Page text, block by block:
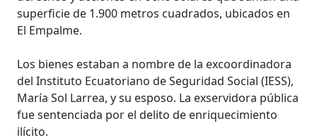
superficie de 1.900 metros cuadrados, ubicados en
El Empalme.
Los bienes estaban a nombre de la excoordinadora
del Instituto Ecuatoriano de Seguridad Social (IESS),
María Sol Larrea, y su esposo. La exservidora pública
fue sentenciada por el delito de enriquecimiento
ilícito.